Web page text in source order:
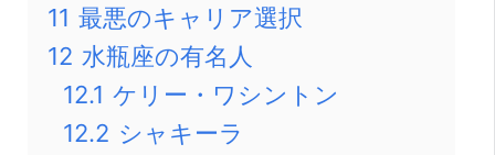
11 最悪のキャリア選択
12 水瓶座の有名人
12.1 ケリー・ワシントン
12.2 シャキーラ